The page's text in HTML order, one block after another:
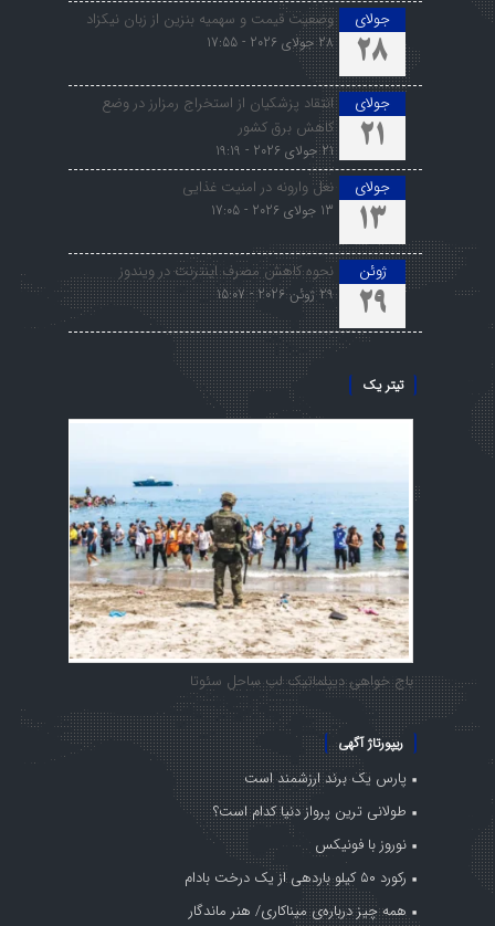
جولای
28
وضعیت قیمت و سهمیه بنزین از زبان نیکزاد
28 جولای 2026 - 17:55
جولای
21
انتقاد پزشکیان از استخراج رمزارز در وضع
کاهش برق کشور
21 جولای 2026 - 19:19
جولای
13
نعل وارونه در امنیت غذایی
13 جولای 2026 - 17:05
ژوئن
29
نحوه کاهش مصرف اینترنت در ویندوز
29 ژوئن 2026 - 15:07
تیتر یک
باج خواهی دیپلماتیک لب ساحل سئوتا
ریپورتاژ آگهی
پارس یک برند ارزشمند است
طولانی ترین پرواز دنیا کدام است؟
نوروز با فونیکس
رکورد ۵۰ کیلو باردهی از یک درخت بادام
همه چیز درباره‌ی میناکاری/ هنر ماندگار